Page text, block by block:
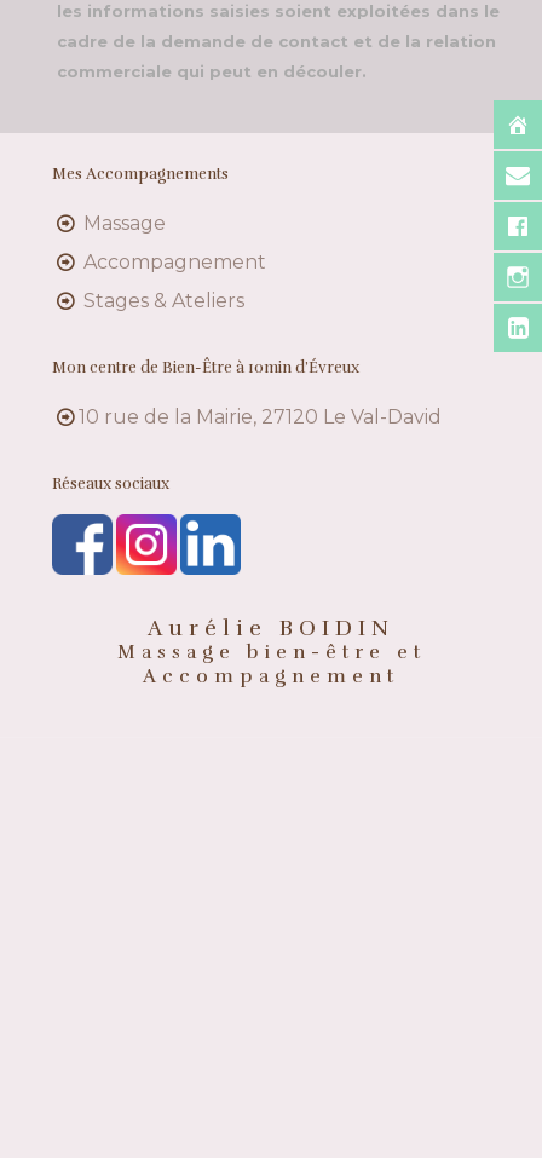
les informations saisies soient exploitées dans le
cadre de la demande de contact et de la relation
commerciale qui peut en découler.
Mes Accompagnements
Massage
Accompagnement
Stages & Ateliers
Mon centre de Bien-Être à 10min d’Évreux
10 rue de la Mairie, 27120 Le Val-David
Réseaux sociaux
Aurélie BOIDIN
Massage bien-être et
Accompagnement